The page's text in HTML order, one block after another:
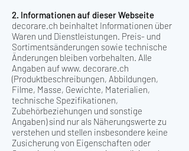
2. Informationen auf dieser Webseite
decorare.ch beinhaltet Informationen über
Waren und Dienstleistungen. Preis- und
Sortimentsänderungen sowie technische
Änderungen bleiben vorbehalten. Alle
Angaben auf www. decorare.ch
(Produktbeschreibungen, Abbildungen,
Filme, Masse, Gewichte, Materialien,
technische Spezifikationen,
Zubehörbeziehungen und sonstige
Angaben) sind nur als Näherungswerte zu
verstehen und stellen insbesondere keine
Zusicherung von Eigenschaften oder